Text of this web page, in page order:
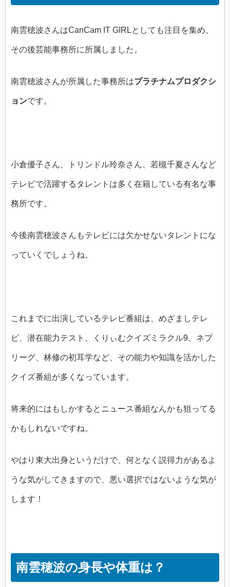
南雲穂波さんはCanCam IT GIRLとしても注目を集め、
その後芸能事務所に所属しました。
南雲穂波さんが所属した事務所はプラチナムプロダクシ
ョンです。
小倉優子さん、トリンドル玲奈さん、若槻千夏さんなど
テレビで活躍するタレントは多く在籍している有名な事
務所です。
今後南雲穂波さんもテレビには欠かせないタレントにな
っていくでしょうね。
これまでに出演しているテレビ番組は、めざましテレ
ビ、潜在能力テスト、くりぃむクイズミラクル9、ネプ
リーグ、林修の初耳学など、その能力や知識を活かした
クイズ番組が多くなっています。
将来的にはもしかするとニュース番組なんかも狙ってる
かもしれないですね。
やはり東大出身というだけで、何となく説得力があるよ
うな気がしてきますので、悪い選択ではないような気が
します！
南雲穂波の身長や体重は？